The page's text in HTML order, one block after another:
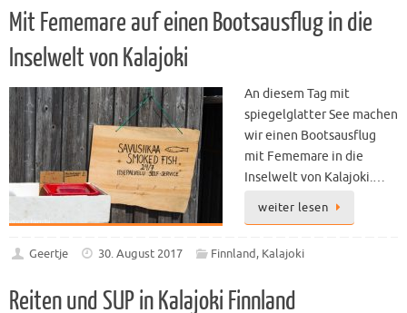
Mit Fememare auf einen Bootsausflug in die
Inselwelt von Kalajoki
An diesem Tag mit
spiegelglatter See machen
wir einen Bootsausflug
mit Fememare in die
Inselwelt von Kalajoki.…
weiter lesen
Geertje 30. August 2017 Finnland, Kalajoki
Reiten und SUP in Kalajoki Finnland